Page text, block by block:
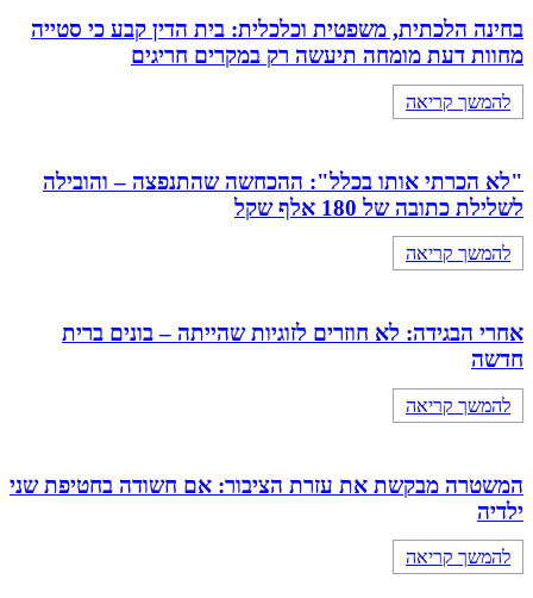
בחינה הלכתית, משפטית וכלכלית: בית הדין קבע כי סטייה
מחוות דעת מומחה תיעשה רק במקרים חריגים
להמשך קריאה
"לא הכרתי אותו בכלל": ההכחשה שהתנפצה – והובילה
לשלילת כתובה של 180 אלף שקל
להמשך קריאה
אחרי הבגידה: לא חוזרים לזוגיות שהייתה – בונים ברית
חדשה
להמשך קריאה
המשטרה מבקשת את עזרת הציבור: אם חשודה בחטיפת שני
ילדיה
להמשך קריאה